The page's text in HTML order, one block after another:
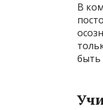
В
быть